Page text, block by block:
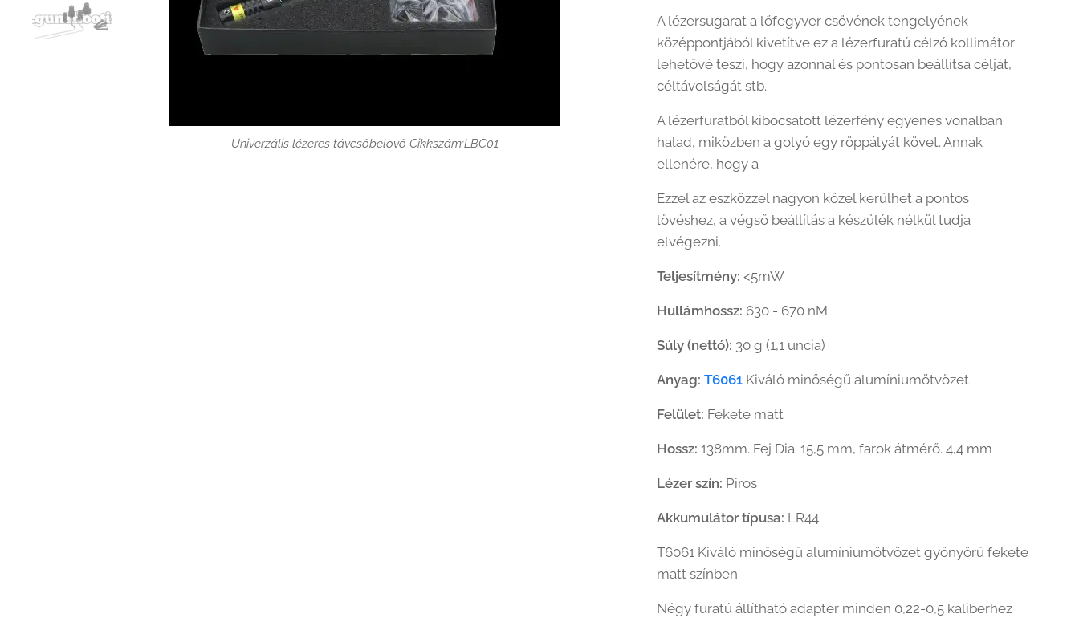
Univerzális lézeres távcsőbelövő Cikkszám:LBC01
A lézersugarat a lőfegyver csövének tengelyének
középpontjából kivetítve ez a lézerfuratú célzó kollimátor
lehetővé teszi, hogy azonnal és pontosan beállítsa célját,
céltávolságát stb.
A lézerfuratból kibocsátott lézerfény egyenes vonalban
halad, miközben a golyó egy röppályát követ. Annak
ellenére, hogy a
Ezzel az eszközzel nagyon közel kerülhet a pontos
lövéshez, a végső beállítás a készülék nélkül tudja
elvégezni.
Teljesítmény: <5mW
Hullámhossz: 630 - 670 nM
Súly (nettó): 30 g (1,1 uncia)
Anyag: T6061 Kiváló minőségű alumíniumötvözet
Felület: Fekete matt
Hossz: 138mm. Fej Dia. 15,5 mm, farok átmérő. 4,4 mm
Lézer szín: Piros
Akkumulátor típusa: LR44
T6061 Kiváló minőségű alumíniumötvözet gyönyörű fekete
matt színben
Négy furatú állítható adapter minden 0,22-0,5 kaliberhez